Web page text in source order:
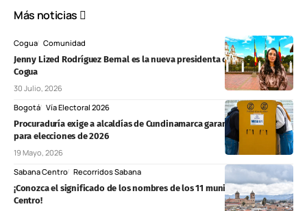
Más noticias
Cogua Comunidad
Jenny Lized Rodríguez Bernal es la nueva presidenta de Asojuntas
Cogua
30 Julio, 2026
Bogotá Vía Electoral 2026
Procuraduría exige a alcaldías de Cundinamarca garantizar logística
para elecciones de 2026
19 Mayo, 2026
Sabana Centro Recorridos Sabana
¡Conozca el significado de los nombres de los 11 municipios de Sabana
Centro!